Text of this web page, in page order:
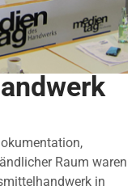
Raum waren
in